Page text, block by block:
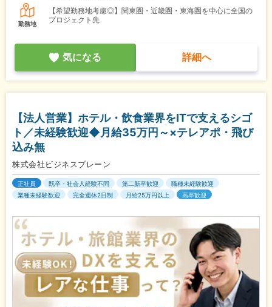
勤務地
【希望勤務地考慮◎】関東圏・近畿圏・東海圏を中心に全国の
プロジェクト先
気になる 詳細へ
【法人営業】ホテル・飲食業界をITで支えるシゴ
ト／未経験歓迎◆月給35万円～×テレアポ・飛び
込み無
株式会社ビジネスブレーン
正社員 既卒・社会人経験不問 第二新卒歓迎
職種未経験歓迎
業種未経験歓迎
完全週休2日制 月給25万円以上 高卒歓迎